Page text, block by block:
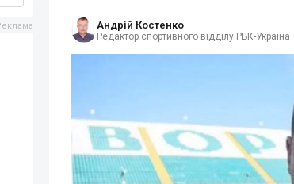
Андрій Костенко
Редактор спортивного відділу РБК-Україна